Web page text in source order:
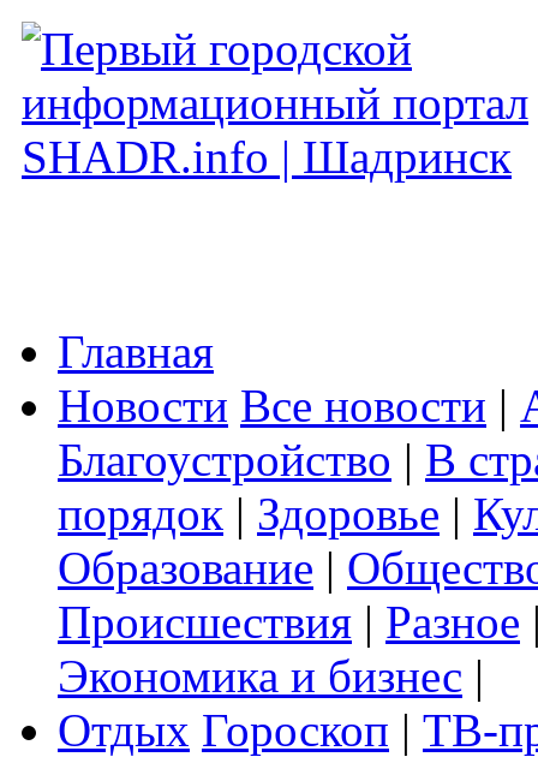
Главная
Новости Все новости |
Благоустройство | В
порядок | Здоровье |
Образование |
Происшествия | Разное
Экономика и бизнес |
Отдых Гороскоп | ТВ-